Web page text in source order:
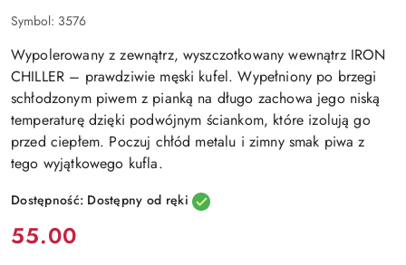
Symbol: 3576
Wypolerowany z zewnątrz, wyszczotkowany wewnątrz IRON
CHILLER – prawdziwie męski kufel. Wypełniony po brzegi
schłodzonym piwem z pianką na długo zachowa jego niską
temperaturę dzięki podwójnym ściankom, które izolują go
przed ciepłem. Poczuj chłód metalu i zimny smak piwa z
tego wyjątkowego kufla.
Dostępność: Dostępny od ręki
Cena:
55.00